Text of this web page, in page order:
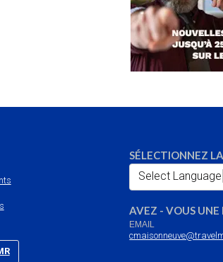
SÉLECTIONNEZ
Select Language
AVEZ - VOUS UNE
EMAIL